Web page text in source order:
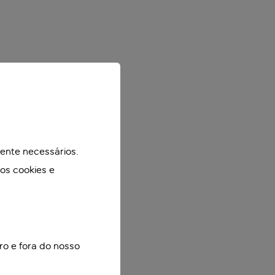
necessários.
cookies e
e fora do nosso